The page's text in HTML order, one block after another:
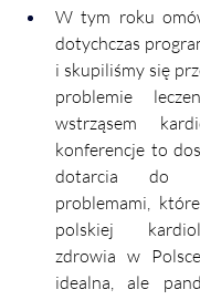
W tym roku
dotychczas
i skupiliśmy się
problemie
wstrząsem
konferencje to
dotarcia do
problemami,
polskiej
zdrowia w
idealna, ale